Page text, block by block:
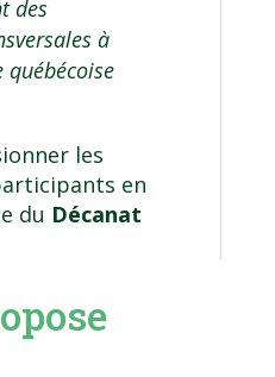
des
à
québécoise
les
en
du Décanat